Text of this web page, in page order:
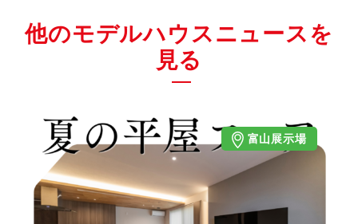
他のモデルハウスニュースを
見る
富山展示場